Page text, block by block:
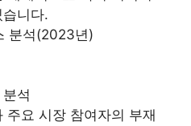
니다.
분석(2023년)
석
주요 시장 참여자의 부재